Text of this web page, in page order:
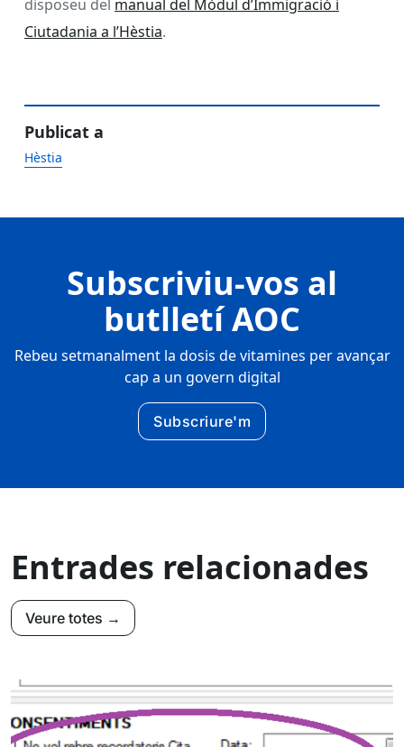
disposeu del manual del Mòdul d’Immigració i
Ciutadania a l’Hèstia.
Publicat a
Hèstia
Subscriviu-vos al
butlletí AOC
Rebeu setmanalment la dosis de vitamines per avançar
cap a un govern digital
Subscriure'm
Entrades relacionades
Veure totes →